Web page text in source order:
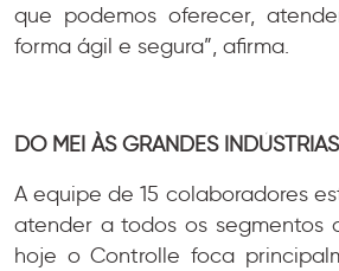
que podemos oferecer,
forma ágil e segura”, afirma.
DO MEI ÀS GRANDES INDÚSTRIAS
A equipe de 15 colaboradores
atender a todos os segmentos
hoje o Controlle foca